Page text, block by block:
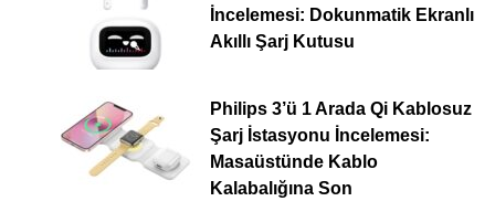
İncelemesi: Dokunmatik Ekranlı
Akıllı Şarj Kutusu
Philips 3’ü 1 Arada Qi Kablosuz
Şarj İstasyonu İncelemesi:
Masaüstünde Kablo
Kalabalığına Son